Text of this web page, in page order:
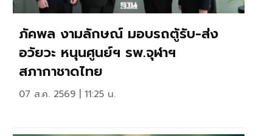
ภัคพล งามลักษณ์ มอบรถตู้รับ-ส่ง
อวัยวะ หนุนศูนย์ฯ รพ.จุฬาฯ
สภากาชาดไทย
07 ส.ค. 2569 | 11:25 น.